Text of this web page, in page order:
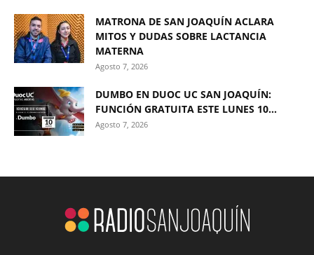
MATRONA DE SAN JOAQUÍN ACLARA
MITOS Y DUDAS SOBRE LACTANCIA
MATERNA
Agosto 7, 2026
DUMBO EN DUOC UC SAN JOAQUÍN:
FUNCIÓN GRATUITA ESTE LUNES 10...
Agosto 7, 2026